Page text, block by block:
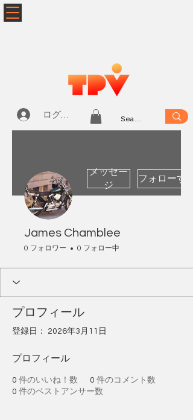
ログイン
メッセー
ジ
フォローする
James Chamblee
0 フォロワー 0 フォロー中
プロフィール
登録日： 2026年3月11日
プロフィール
0 件のいいね！数 0 件のコメント数
0 件のベストアンサー数